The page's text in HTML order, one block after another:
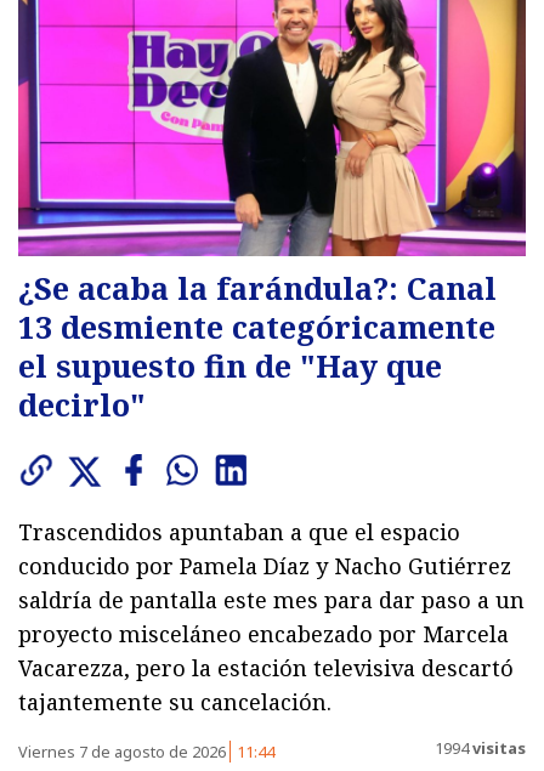
¿Se acaba la farándula?: Canal
13 desmiente categóricamente
el supuesto fin de "Hay que
decirlo"
Trascendidos apuntaban a que el espacio
conducido por Pamela Díaz y Nacho Gutiérrez
saldría de pantalla este mes para dar paso a un
proyecto misceláneo encabezado por Marcela
Vacarezza, pero la estación televisiva descartó
tajantemente su cancelación.
Viernes 7 de agosto de 2026 11:44 1994visitas